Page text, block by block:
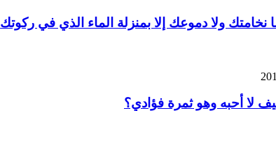
ولا دموعك إلا بمنزلة الماء الذي في ركوتك
أحبه وهو ثمرة فؤادي؟